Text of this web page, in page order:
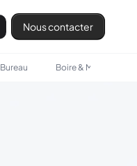
Nous contacter
Bureau Boire & Manger